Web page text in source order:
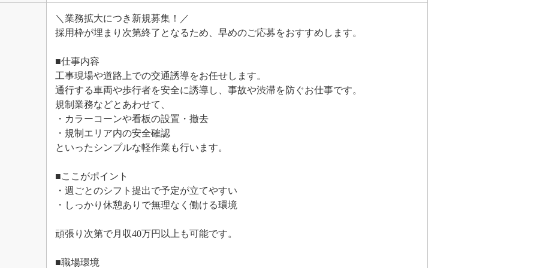
＼業務拡大につき新規募集！／
採用枠が埋まり次第終了となるため、早めのご応募をおすすめします。
■仕事内容
工事現場や道路上での交通誘導をお任せします。
通行する車両や歩行者を安全に誘導し、事故や渋滞を防ぐお仕事です。
規制業務などとあわせて、
・カラーコーンや看板の設置・撤去
・規制エリア内の安全確認
といったシンプルな軽作業も行います。
■ここがポイント
・週ごとのシフト提出で予定が立てやすい
・しっかり休憩ありで無理なく働ける環境
頑張り次第で月収40万円以上も可能です。
■職場環境